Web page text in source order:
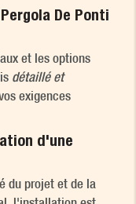
De Ponti
et les options
détaillé et
exigences
d'une
du projet et de la